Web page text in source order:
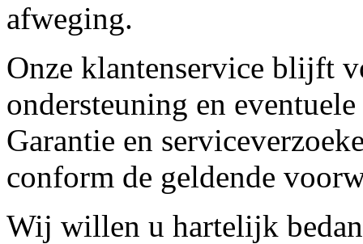
afweging.
Onze klantenservice blijft
ondersteuning en
Garantie en
conform de geldende
Wij willen u hartelijk